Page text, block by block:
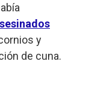
y
de cuna.